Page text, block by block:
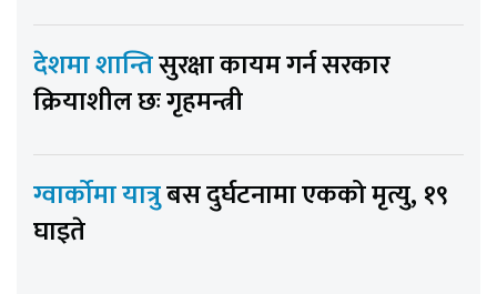
देशमा शान्तिसुरक्षा कायम गर्न सरकार
क्रियाशील छः गृहमन्त्री
ग्वार्कोमा यात्रुबस दुर्घटनामा एकको मृत्यु, १९
घाइते